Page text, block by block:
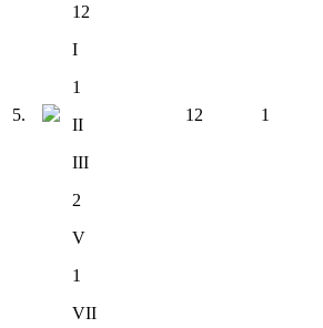
5.
12
I
1
II
III
2
V
1
VII
12 1